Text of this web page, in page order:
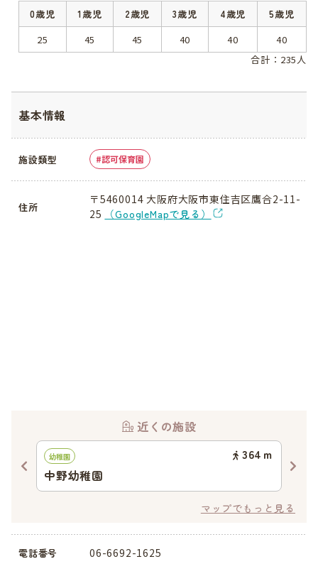
0歳児 1歳児 2歳児 3歳児 4歳児
5歳児
25
45 45 40 40
40
合計：235人
基本情報
施設類型 認可保育園
住所
〒5460014 大阪府大阪市東住吉区鷹合2-11-
25
（GoogleMapで見る）
近くの施設
幼稚園 364 ｍ
中野幼稚園
マップでもっと見る
電話番号 06-6692-1625